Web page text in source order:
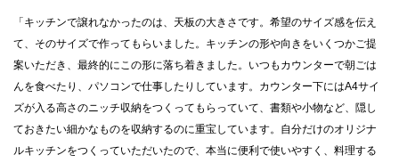
「キッチンで譲れなかったのは、天板の大きさです。希望のサイズ感を伝え
て、そのサイズで作ってもらいました。キッチンの形や向きをいくつかご提
案いただき、最終的にこの形に落ち着きました。いつもカウンターで朝ごは
んを食べたり、パソコンで仕事したりしています。カウンター下にはA4サイ
ズが入る高さのニッチ収納をつくってもらっていて、書類や小物など、隠し
ておきたい細かなものを収納するのに重宝しています。自分だけのオリジナ
ルキッチンをつくっていただいたので、本当に便利で使いやすく、料理する